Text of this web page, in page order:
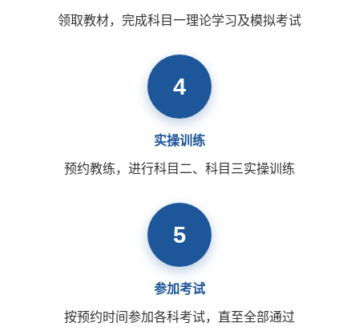
领取教材，完成科目一理论学习及模拟考试
4
实操训练
预约教练，进行科目二、科目三实操训练
5
参加考试
按预约时间参加各科考试，直至全部通过